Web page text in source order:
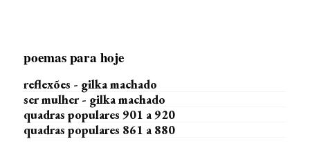
poemas para hoje
reflexões - gilka machado
ser mulher - gilka machado
quadras populares 901 a 920
quadras populares 861 a 880